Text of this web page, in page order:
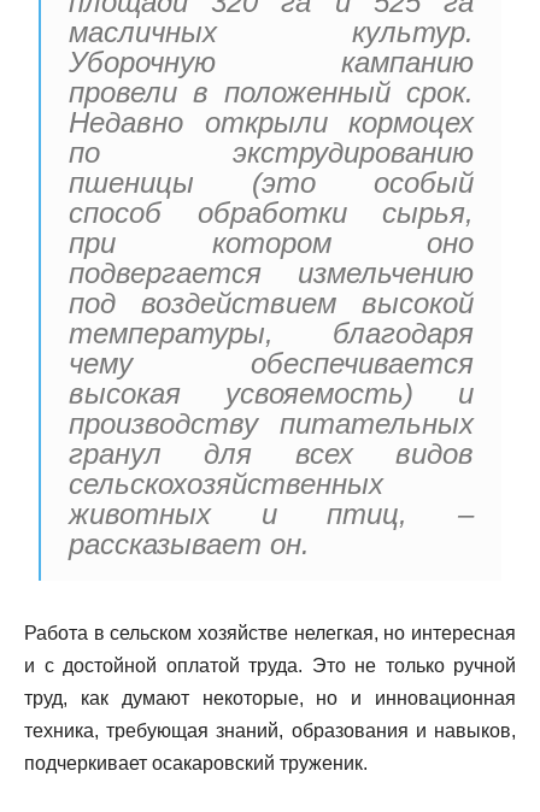
масличных культур.
Уборочную кампанию
провели в положенный срок.
Недавно открыли кормоцех
по экструдированию
пшеницы (это особый
способ обработки сырья,
при котором оно
подвергается измельчению
под воздействием высокой
температуры, благодаря
чему обеспечивается
высокая усвояемость) и
производству питательных
гранул для всех видов
сельскохозяйственных
животных и птиц, –
рассказывает он.
Работа в сельском хозяйстве нелегкая, но интересная
и с достойной оплатой труда. Это не только ручной
труд, как думают некоторые, но и инновационная
техника, требующая знаний, образования и навыков,
подчеркивает осакаровский труженик.